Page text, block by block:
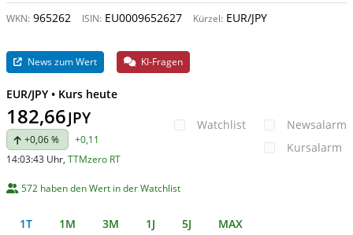
WKN: 965262 ISIN: EU0009652627 Kürzel: EUR/JPY
News zum Wert KI-Fragen
EUR/JPY • Kurs heute
182,66JPY
+0,06 %
+0,11
14:03:43 Uhr, TTMzero RT
Watchlist
Newsalarm
Kursalarm
572 haben den Wert in der Watchlist
1T 1M 3M 1J 5J MAX